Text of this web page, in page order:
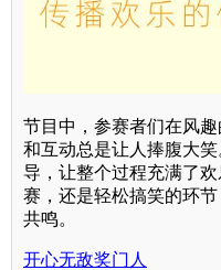
节目中，参赛者们在风
和互动总是让人捧腹大
导，让整个过程充满了
赛，还是轻松搞笑的环
共鸣。
开心无敌奖门人